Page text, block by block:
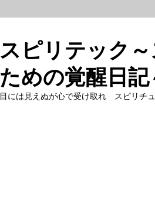
スピリテック
ための覚醒日記
目には見えぬが心で受け取れ スピリチ